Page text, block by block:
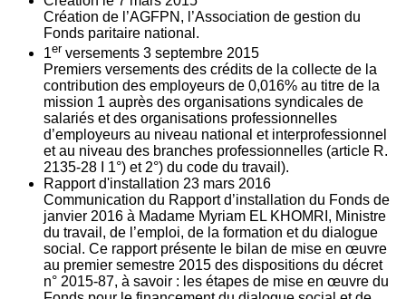
Création de l’AGFPN, l’Association de gestion du
Fonds paritaire national.
1er versements 3 septembre 2015
Premiers versements des crédits de la collecte de la
contribution des employeurs de 0,016% au titre de la
mission 1 auprès des organisations syndicales de
salariés et des organisations professionnelles
d’employeurs au niveau national et interprofessionnel
et au niveau des branches professionnelles (article R.
2135‐28 I 1°) et 2°) du code du travail).
Rapport d'installation 23 mars 2016
Communication du Rapport d’installation du Fonds de
janvier 2016 à Madame Myriam EL KHOMRI, Ministre
du travail, de l’emploi, de la formation et du dialogue
social. Ce rapport présente le bilan de mise en œuvre
au premier semestre 2015 des dispositions du décret
n° 2015-87, à savoir : les étapes de mise en œuvre du